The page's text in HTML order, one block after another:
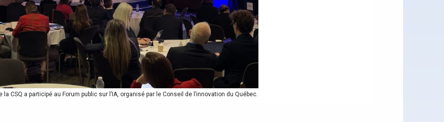
la CSQ a participé au Forum public sur l’IA, organisé par le Conseil de l’innovation du Québec.